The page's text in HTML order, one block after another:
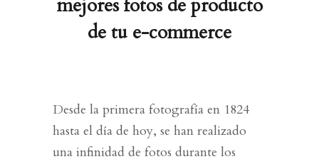
mejores fotos de producto
de tu e-commerce
Desde la primera fotografía en 1824
hasta el día de hoy, se han realizado
una infinidad de fotos durante los